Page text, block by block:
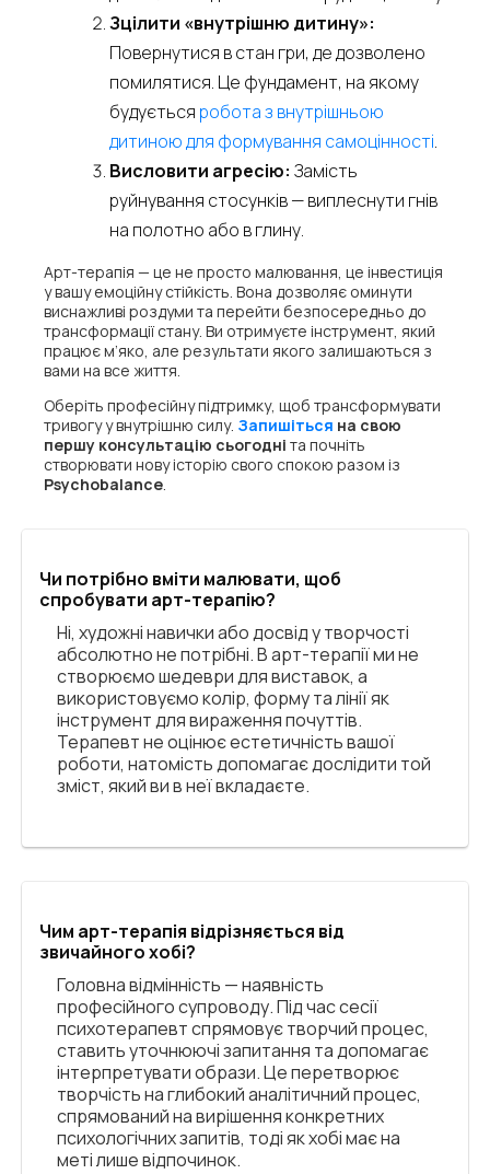
Зцілити «внутрішню дитину»:
Повернутися в стан гри, де дозволено
помилятися. Це фундамент, на якому
будується робота з внутрішньою
дитиною для формування самоцінності.
Висловити агресію: Замість
руйнування стосунків — виплеснути гнів
на полотно або в глину.
Арт-терапія — це не просто малювання, це інвестиція
у вашу емоційну стійкість. Вона дозволяє оминути
виснажливі роздуми та перейти безпосередньо до
трансформації стану. Ви отримуєте інструмент, який
працює м’яко, але результати якого залишаються з
вами на все життя.
Оберіть професійну підтримку, щоб трансформувати
тривогу у внутрішню силу. Запишіться на свою
першу консультацію сьогодні та почніть
створювати нову історію свого спокою разом із
Psychobalance.
Чи потрібно вміти малювати, щоб
спробувати арт-терапію?
Ні, художні навички або досвід у творчості
абсолютно не потрібні. В арт-терапії ми не
створюємо шедеври для виставок, а
використовуємо колір, форму та лінії як
інструмент для вираження почуттів.
Терапевт не оцінює естетичність вашої
роботи, натомість допомагає дослідити той
зміст, який ви в неї вкладаєте.
Чим арт-терапія відрізняється від
звичайного хобі?
Головна відмінність — наявність
професійного супроводу. Під час сесії
психотерапевт спрямовує творчий процес,
ставить уточнюючі запитання та допомагає
інтерпретувати образи. Це перетворює
творчість на глибокий аналітичний процес,
спрямований на вирішення конкретних
психологічних запитів, тоді як хобі має на
меті лише відпочинок.